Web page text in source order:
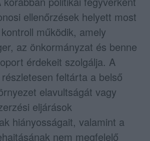
ellenőrzések helyett most
működik, amely
az önkormányzat és benne
érdekeit szolgálja. A
feltárta a belső
elavultságát vagy
eljárások
hiányosságait, valamint a
nem megfelelő